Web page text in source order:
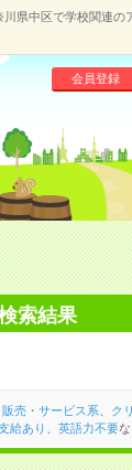
川県中区で学校関連の
会員登録
索結果
売・サービス系
ク
給あり 英語力不要